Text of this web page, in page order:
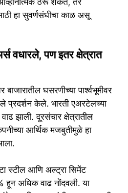
हा सुवर्णसंधीचा काळ असू
वधारले, पण इतर क्षेत्रात
घसरणीच्या पार्श्वभूमीवर
प्रदर्शन केले. भारती एअरटेलच्या
झाली. दूरसंचार क्षेत्रातील
आर्थिक मजबुतीमुळे हा
स्टील आणि अल्ट्रा सिमेंट
हून अधिक वाढ नोंदवली. या